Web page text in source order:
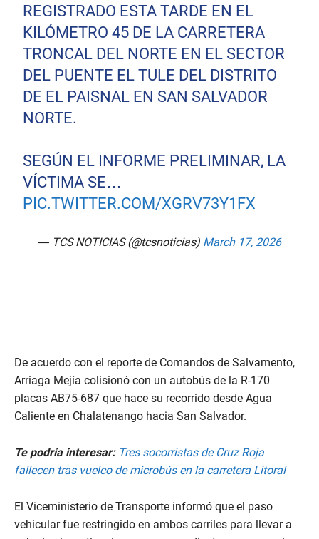
REGISTRADO ESTA TARDE EN EL
KILÓMETRO 45 DE LA CARRETERA
TRONCAL DEL NORTE EN EL SECTOR
DEL PUENTE EL TULE DEL DISTRITO
DE EL PAISNAL EN SAN SALVADOR
NORTE.
SEGÚN EL INFORME PRELIMINAR, LA
VÍCTIMA SE…
PIC.TWITTER.COM/XGRV73Y1FX
— TCS NOTICIAS (@tcsnoticias) March 17, 2026
De acuerdo con el reporte de Comandos de Salvamento,
Arriaga Mejía colisionó con un autobús de la R-170
placas AB75-687 que hace su recorrido desde Agua
Caliente en Chalatenango hacia San Salvador.
Te podría interesar: Tres socorristas de Cruz Roja
fallecen tras vuelco de microbús en la carretera Litoral
El Viceministerio de Transporte informó que el paso
vehicular fue restringido en ambos carriles para llevar a